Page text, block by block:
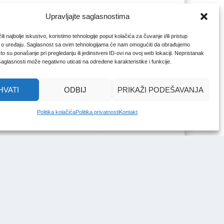
Upravljajte saglasnostima
najbolje iskustvo, koristimo tehnologije poput kolačića za čuvanje i/ili pristup
uređaju. Saglasnost sa ovim tehnologijama će nam omogućiti da obrađujemo
su ponašanje pri pregledanju ili jedinstveni ID-ovi na ovoj web lokaciji. Nepristanak
može negativno uticati na određene karakteristike i funkcije.
ODBIJ PRIKAŽI PODEŠAVANJA
Politika kolačićaPolitika privatnostiKontakt